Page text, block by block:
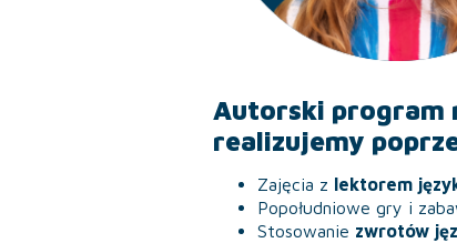
Autorski program
realizujemy
Zajęcia z lektorem
Popołudniowe gry i
Stosowanie zwrotów